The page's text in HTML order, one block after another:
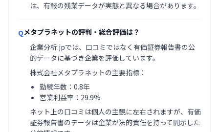
は、有報の残業データが実態と異なる場合があります。
Qメタプラネットの評判・総合評価は？
企業分析.jpでは、口コミではなく有価証券報告書の公
的データに基づき企業を評価しています。
株式会社メタプラネットの主要指標：
勤続年数：0.8年
営業利益率：29.9%
ネット上の口コミは個人の主観に左右されますが、有価
証券報告書のデータは企業が法的責任を持って開示した